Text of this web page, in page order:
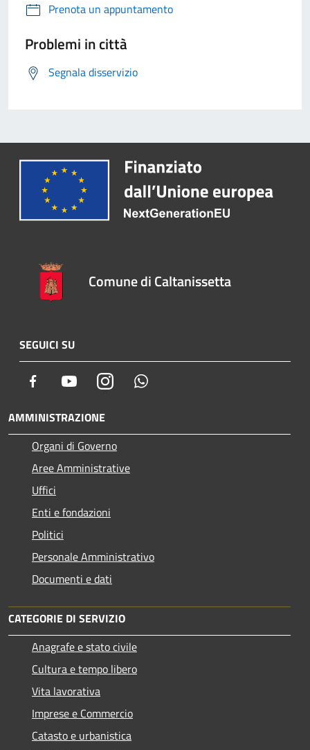
Prenota un appuntamento
Problemi in città
Segnala disservizio
Comune di Caltanissetta
SEGUICI SU
Facebook YoutubeInstagram
AMMINISTRAZIONE
Organi di Governo
Aree Amministrative
Uffici
Enti e fondazioni
Politici
Personale Amministrativo
Documenti e dati
CATEGORIE DI SERVIZIO
Anagrafe e stato civile
Cultura e tempo libero
Vita lavorativa
Imprese e Commercio
Catasto e urbanistica